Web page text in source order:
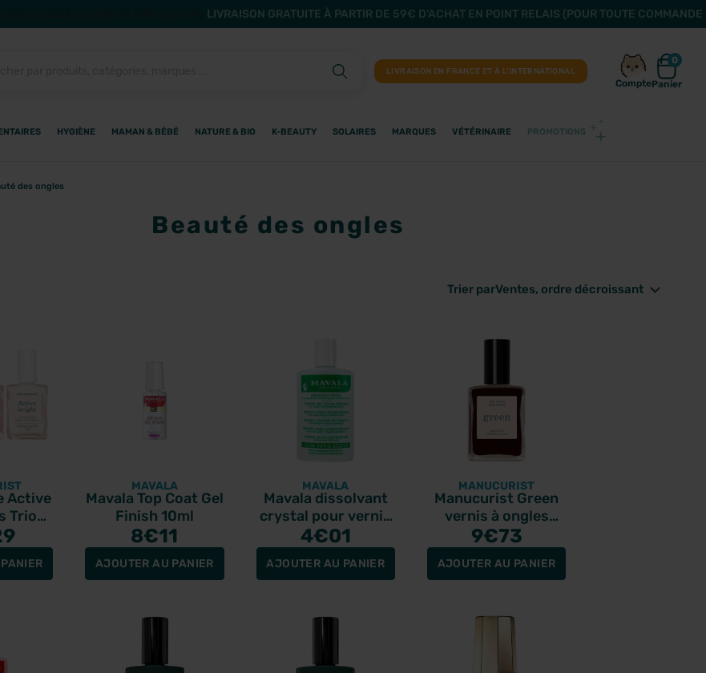
LIVRAISON GRATUITE À PARTIR DE 59€ D'ACHAT EN POINT RELAIS (POUR TOUTE
LIVRAISON EN FRANCE ET À L’INTERNATIONAL
Compte
0
Panier
HYGIÈNE MAMAN & BÉBÉ NATURE & BIO K-BEAUTY SOLAIRES MARQUES VÉTÉRINAIRE PROMOTIONS
des ongles
Beauté des ongles
Trier parVentes, ordre décroissant
Active
Trio
mini
MAVALA
Mavala Top Coat Gel
Finish 10ml
8€11
AJOUTER AU PANIER
MAVALA
Mavala dissolvant
crystal pour vernis
à ongles 50ml
4€01
AJOUTER AU PANIER
MANUCURIST
Manucurist Green
vernis à ongles
Hollyhock 15ml
9€73
AJOUTER AU PANIER